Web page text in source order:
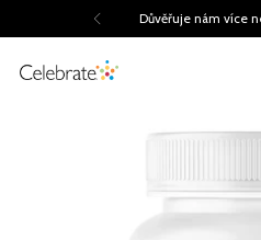
Důvěřuje nám více